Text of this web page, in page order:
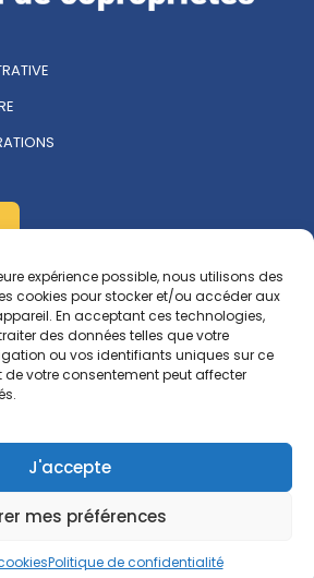
expérience possible, nous utilisons des
cookies pour stocker et/ou accéder aux
En acceptant ces technologies,
des données telles que votre
ou vos identifiants uniques sur ce
de votre consentement peut affecter
J'accepte
mes préférences
Politique de confidentialité